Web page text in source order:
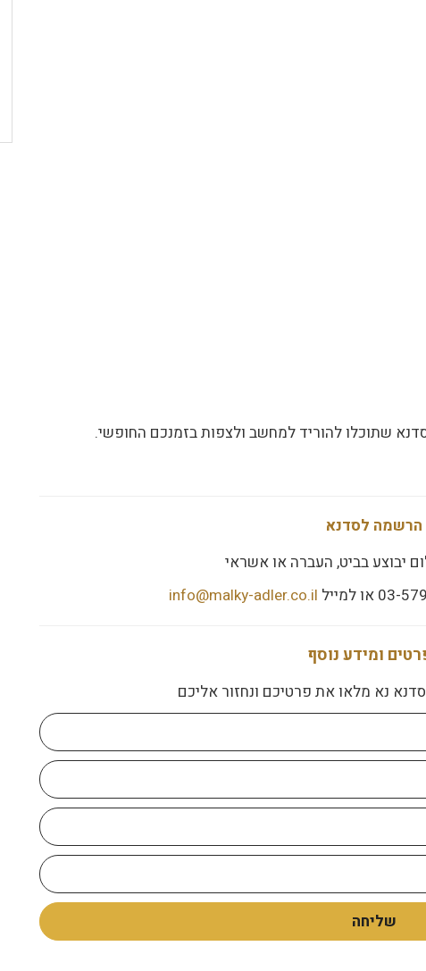
שתוכלו להוריד למחשב ולצפות בזמנכם החופשי.
הרשמה לסדנא
יבוצע בביט, העברה או אשראי
info@malky-adler.co.il
ומידע נוסף
נא מלאו את פרטיכם ונחזור אליכם
שליחה